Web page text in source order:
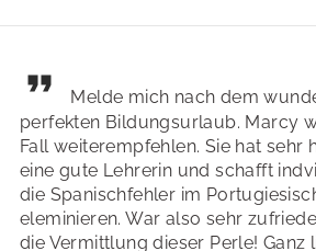
Melde mich nach dem
perfekten Bildungsurlaub. Marcy
Fall weiterempfehlen. Sie hat sehr
eine gute Lehrerin und schafft
die Spanischfehler im
eleminieren. War also sehr
die Vermittlung dieser Perle! Ganz